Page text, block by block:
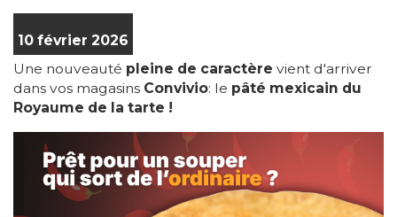
10 février 2026
Une nouveauté pleine de caractère vient d'arriver
dans vos magasins Convivio: le pâté mexicain du
Royaume de la tarte !